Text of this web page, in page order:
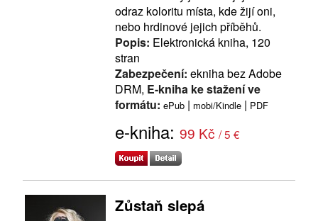
odraz koloritu místa, kde žijí oni,
nebo hrdinové jejich příběhů.
Popis: Elektronická kniha, 120
stran
Zabezpečení: ekniha bez Adobe
DRM, E-kniha ke stažení ve
formátu: ePub | mobi/Kindle | PDF
e-kniha: 99 Kč / 5 €
Zůstaň slepá